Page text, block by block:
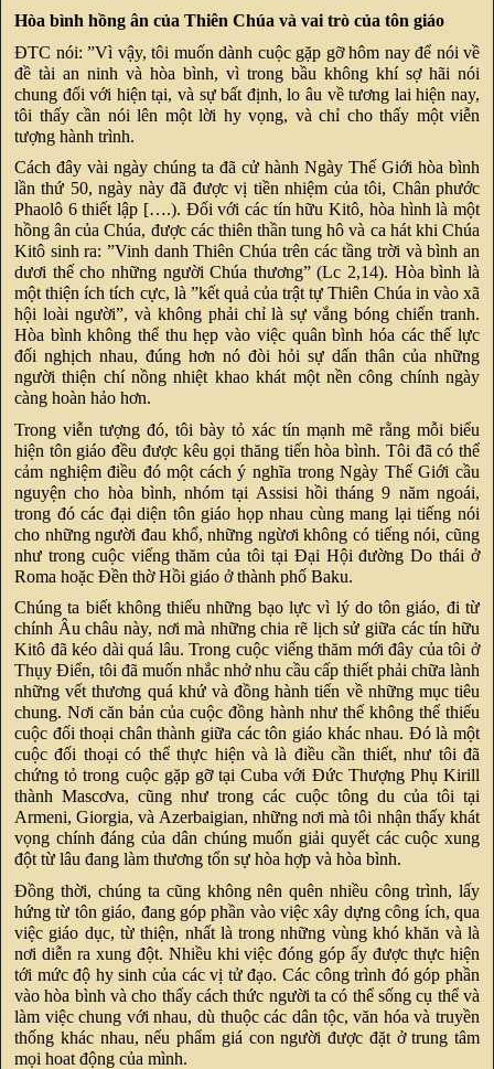
Hòa bình hồng ân của Thiên Chúa và vai trò của tôn giáo
ĐTC nói: ”Vì vậy, tôi muốn dành cuộc gặp gỡ hôm nay để nói về
đề tài an ninh và hòa bình, vì trong bầu không khí sợ hãi nói
chung đối với hiện tại, và sự bất định, lo âu về tương lai hiện nay,
tôi thấy cần nói lên một lời hy vọng, và chỉ cho thấy một viễn
tượng hành trình.
Cách đây vài ngày chúng ta đã cử hành Ngày Thế Giới hòa bình
lần thứ 50, ngày này đã được vị tiền nhiệm của tôi, Chân phước
Phaolô 6 thiết lập [….). Đối với các tín hữu Kitô, hòa hình là một
hồng ân của Chúa, được các thiên thần tung hô và ca hát khi Chúa
Kitô sinh ra: ”Vinh danh Thiên Chúa trên các tầng trời và bình an
dươi thế cho những người Chúa thương” (Lc 2,14). Hòa bình là
một thiện ích tích cực, là ”kết quả của trật tự Thiên Chúa in vào xã
hội loài người”, và không phải chỉ là sự vắng bóng chiến tranh.
Hòa bình không thể thu hẹp vào việc quân bình hóa các thế lực
đối nghịch nhau, đúng hơn nó đòi hỏi sự dấn thân của những
người thiện chí nồng nhiệt khao khát một nền công chính ngày
càng hoàn hảo hơn.
Trong viễn tượng đó, tôi bày tỏ xác tín mạnh mẽ rằng mỗi biểu
hiện tôn giáo đều được kêu gọi thăng tiến hòa bình. Tôi đã có thể
cảm nghiệm điều đó một cách ý nghĩa trong Ngày Thế Giới cầu
nguyện cho hòa bình, nhóm tại Assisi hồi tháng 9 năm ngoái,
trong đó các đại diện tôn giáo họp nhau cùng mang lại tiếng nói
cho những người đau khổ, những ngừơi không có tiếng nói, cũng
như trong cuộc viếng thăm của tôi tại Đại Hội đường Do thái ở
Roma hoặc Đền thờ Hồi giáo ở thành phố Baku.
Chúng ta biết không thiếu những bạo lực vì lý do tôn giáo, đi từ
chính Âu châu này, nơi mà những chia rẽ lịch sử giữa các tín hữu
Kitô đã kéo dài quá lâu. Trong cuộc viếng thăm mới đây của tôi ở
Thụy Điển, tôi đã muốn nhắc nhở nhu cầu cấp thiết phải chữa lành
những vết thương quá khứ và đồng hành tiến về những mục tiêu
chung. Nơi căn bản của cuộc đồng hành như thế không thể thiếu
cuộc đối thoại chân thành giữa các tôn giáo khác nhau. Đó là một
cuộc đối thoại có thể thực hiện và là điều cần thiết, như tôi đã
chứng tỏ trong cuộc gặp gỡ tại Cuba với Đức Thượng Phụ Kirill
thành Mascơva, cũng như trong các cuộc tông du của tôi tại
Armeni, Giorgia, và Azerbaigian, những nơi mà tôi nhận thấy khát
vọng chính đáng của dân chúng muốn giải quyết các cuộc xung
đột từ lâu đang làm thương tổn sự hòa hợp và hòa bình.
Đồng thời, chúng ta cũng không nên quên nhiều công trình, lấy
hứng từ tôn giáo, đang góp phần vào việc xây dựng công ích, qua
việc giáo dục, từ thiện, nhất là trong những vùng khó khăn và là
nơi diễn ra xung đột. Nhiều khi việc đóng góp ấy được thực hiện
tới mức độ hy sinh của các vị tử đạo. Các công trình đó góp phần
vào hòa bình và cho thấy cách thức người ta có thể sống cụ thể và
làm việc chung với nhau, dù thuộc các dân tộc, văn hóa và truyền
thống khác nhau, nếu phẩm giá con người được đặt ở trung tâm
mọi hoat động của mình.